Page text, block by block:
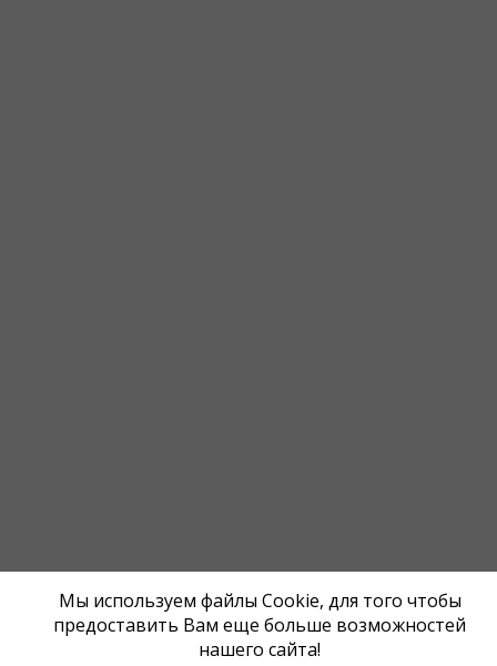
Мы используем файлы Cookie, для того чтобы
предоставить Вам еще больше возможностей
нашего сайта!